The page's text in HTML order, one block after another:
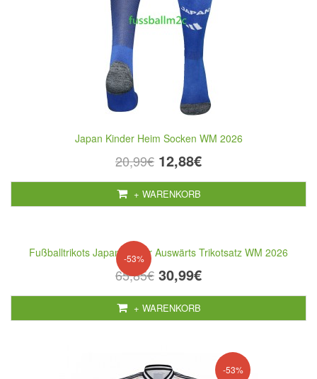
Japan Kinder Heim Socken WM 2026
20,99€ 12,88€
+ WARENKORB
-53%
Fußballtrikots Japan Kinder Auswärts Trikotsatz WM 2026
65,85€ 30,99€
+ WARENKORB
-53%